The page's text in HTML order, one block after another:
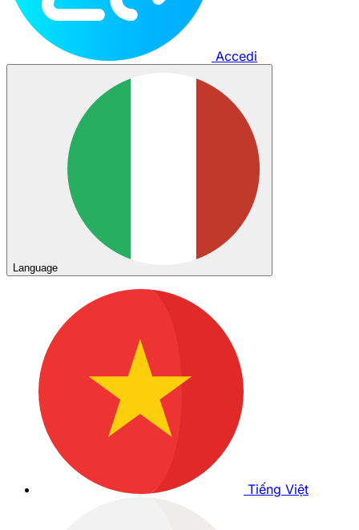
Accedi
Language
Tiếng Việt